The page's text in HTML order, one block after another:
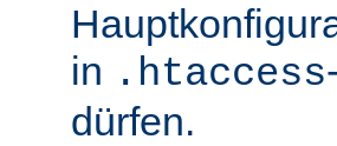
in .htaccess
dürfen.